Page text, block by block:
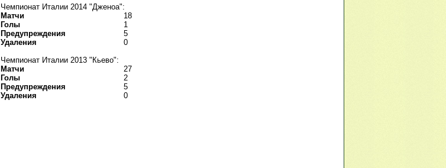
Чемпионат Италии 2014 "Дженоа":
Матчи
18
Голы
1
Предупреждения
5
Удаления
0
Чемпионат Италии 2013 "Кьево":
Матчи
27
Голы
2
Предупреждения
5
Удаления
0